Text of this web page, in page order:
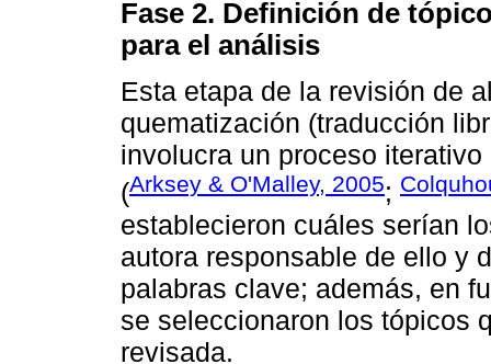
Fase 2. Definición de
para el análisis
Esta etapa de la revisión de
quematización (traducción
involucra un proceso
(Arksey & O'Malley, 2005;
establecieron cuáles serían
autora responsable de ello y
palabras clave; además, en
se seleccionaron los tópicos
revisada.